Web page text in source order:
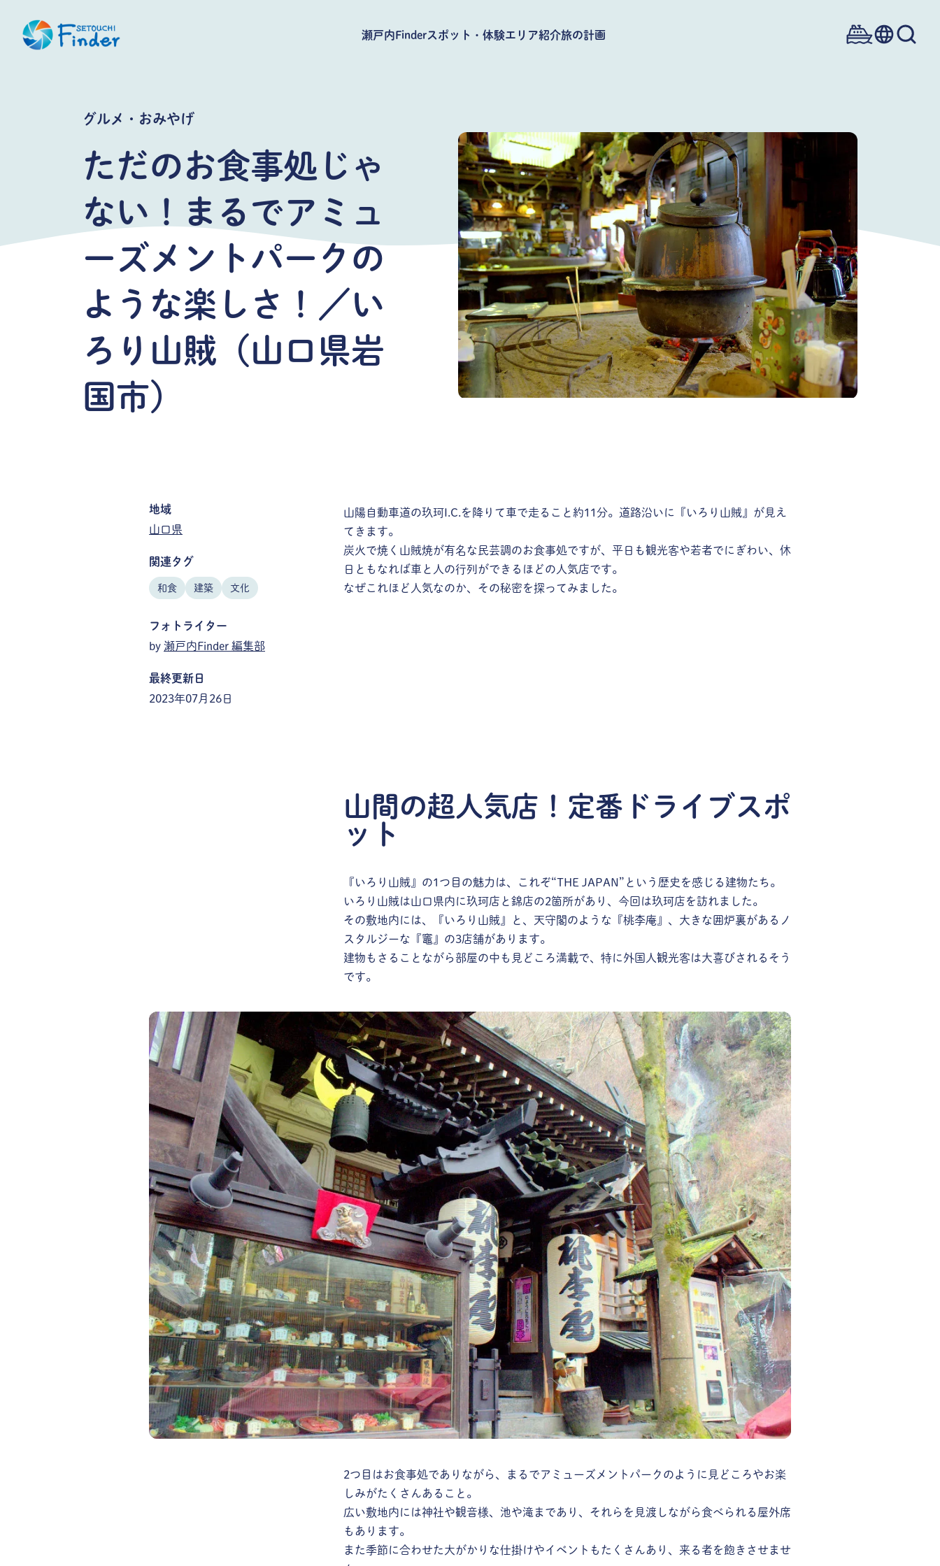
瀬戸内Finderスポット・体験エリア紹介旅の計画
グルメ・おみやげ
ただのお食事処じゃ
ない！まるでアミュ
ーズメントパークの
ような楽しさ！／い
ろり山賊（山口県岩
国市）
地域
山口県
関連タグ
和食 建築 文化
フォトライター
by 瀬戸内Finder 編集部
最終更新日
2023年07月26日
山陽自動車道の玖珂I.C.を降りて車で走ること約11分。道路沿いに『いろり山賊』が見え
てきます。
炭火で焼く山賊焼が有名な民芸調のお食事処ですが、平日も観光客や若者でにぎわい、休
日ともなれば車と人の行列ができるほどの人気店です。
なぜこれほど人気なのか、その秘密を探ってみました。
山間の超人気店！定番ドライブスポ
ット
『いろり山賊』の1つ目の魅力は、これぞ“THE JAPAN”という歴史を感じる建物たち。
いろり山賊は山口県内に玖珂店と錦店の2箇所があり、今回は玖珂店を訪れました。
その敷地内には、『いろり山賊』と、天守閣のような『桃李庵』、大きな囲炉裏があるノ
スタルジーな『竈』の3店舗があります。
建物もさることながら部屋の中も見どころ満載で、特に外国人観光客は大喜びされるそう
です。
2つ目はお食事処でありながら、まるでアミューズメントパークのように見どころやお楽
しみがたくさんあること。
広い敷地内には神社や観音様、池や滝まであり、それらを見渡しながら食べられる屋外席
もあります。
また季節に合わせた大がかりな仕掛けやイベントもたくさんあり、来る者を飽きさせませ